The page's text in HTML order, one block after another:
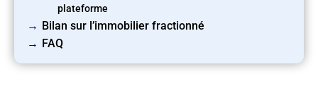
plateforme
Bilan sur l’immobilier fractionné
FAQ